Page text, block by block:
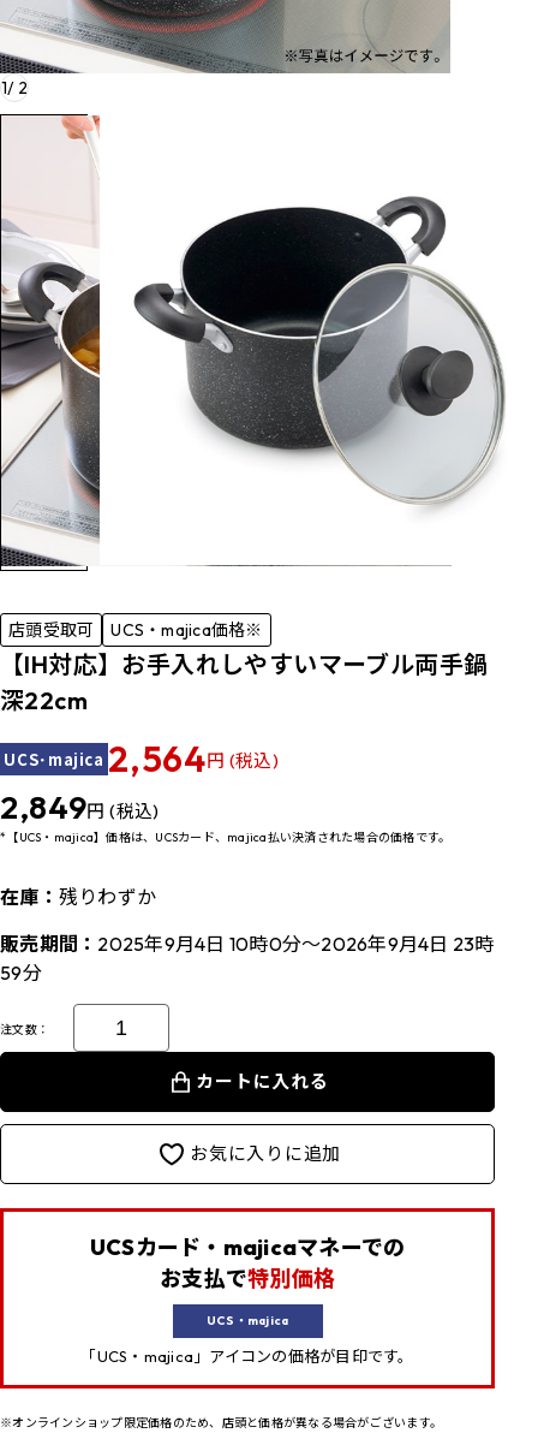
1/ 2
店頭受取可 UCS・majica価格※
【IH対応】お手入れしやすいマーブル両手鍋
深22cm
UCS･majica 2,564円 (税込)
2,849円 (税込)
*【UCS・majica】価格は、UCSカード、majica払い決済された場合の価格です。
在庫： 残りわずか
販売期間： 2025年9月4日 10時0分～2026年9月4日 23時
59分
注文数：
カートに入れる
お気に入りに追加
UCSカード・majicaマネーでの
お支払で特別価格
UCS・majica
「UCS・majica」アイコンの価格が目印です。
※オンラインショップ限定価格のため、店頭と価格が異なる場合がございます。